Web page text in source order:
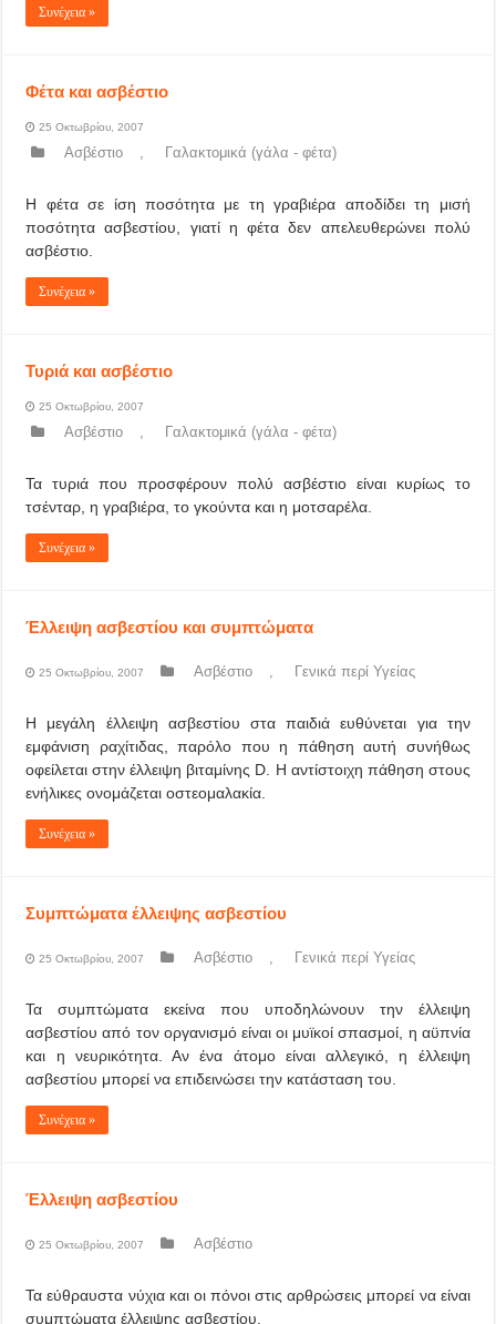
Συνέχεια »
Φέτα και ασβέστιο
25 Οκτωβρίου, 2007
Ασβέστιο , Γαλακτομικά (γάλα - φέτα)
Η φέτα σε ίση ποσότητα με τη γραβιέρα αποδίδει τη μισή
ποσότητα ασβεστίου, γιατί η φέτα δεν απελευθερώνει πολύ
ασβέστιο.
Συνέχεια »
Τυριά και ασβέστιο
25 Οκτωβρίου, 2007
Ασβέστιο , Γαλακτομικά (γάλα - φέτα)
Τα τυριά που προσφέρουν πολύ ασβέστιο είναι κυρίως το
τσένταρ, η γραβιέρα, το γκούντα και η μοτσαρέλα.
Συνέχεια »
Έλλειψη ασβεστίου και συμπτώματα
25 Οκτωβρίου, 2007 Ασβέστιο , Γενικά περί Υγείας
Η μεγάλη έλλειψη ασβεστίου στα παιδιά ευθύνεται για την
εμφάνιση ραχίτιδας, παρόλο που η πάθηση αυτή συνήθως
οφείλεται στην έλλειψη βιταμίνης D. Η αντίστοιχη πάθηση στους
ενήλικες ονομάζεται οστεομαλακία.
Συνέχεια »
Συμπτώματα έλλειψης ασβεστίου
25 Οκτωβρίου, 2007 Ασβέστιο , Γενικά περί Υγείας
Τα συμπτώματα εκείνα που υποδηλώνουν την έλλειψη
ασβεστίου από τον οργανισμό είναι οι μυϊκοί σπασμοί, η αϋπνία
και η νευρικότητα. Αν ένα άτομο είναι αλλεγικό, η έλλειψη
ασβεστίου μπορεί να επιδεινώσει την κατάσταση του.
Συνέχεια »
Έλλειψη ασβεστίου
25 Οκτωβρίου, 2007 Ασβέστιο
Τα εύθραυστα νύχια και οι πόνοι στις αρθρώσεις μπορεί να είναι
συμπτώματα έλλειψης ασβεστίου.